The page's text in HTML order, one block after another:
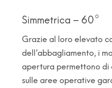
Simmetrica – 60°
Grazie al loro elevato
dell’abbagliamento, i
apertura permettono di
sulle aree operative